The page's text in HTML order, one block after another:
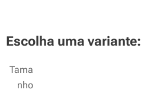
Escolha uma variante:
Tama
nho